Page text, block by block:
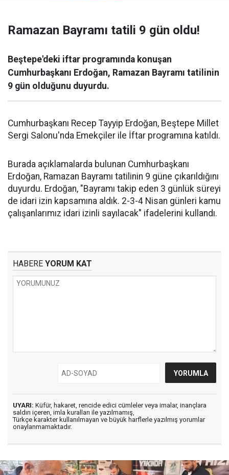
Ramazan Bayramı tatili 9 gün oldu!
Beştepe'deki iftar programında konuşan
Cumhurbaşkanı Erdoğan, Ramazan Bayramı tatilinin
9 gün olduğunu duyurdu.
Cumhurbaşkanı Recep Tayyip Erdoğan, Beştepe Millet
Sergi Salonu'nda Emekçiler ile İftar programına katıldı.
Burada açıklamalarda bulunan Cumhurbaşkanı
Erdoğan, Ramazan Bayramı tatilinin 9 güne çıkarıldığını
duyurdu. Erdoğan, "Bayramı takip eden 3 günlük süreyi
de idari izin kapsamına aldık. 2-3-4 Nisan günleri kamu
çalışanlarımız idari izinli sayılacak" ifadelerini kullandı.
HABERE YORUM KAT
UYARI: Küfür, hakaret, rencide edici cümleler veya imalar, inançlara
saldırı içeren, imla kuralları ile yazılmamış,
Türkçe karakter kullanılmayan ve büyük harflerle yazılmış yorumlar
onaylanmamaktadır.